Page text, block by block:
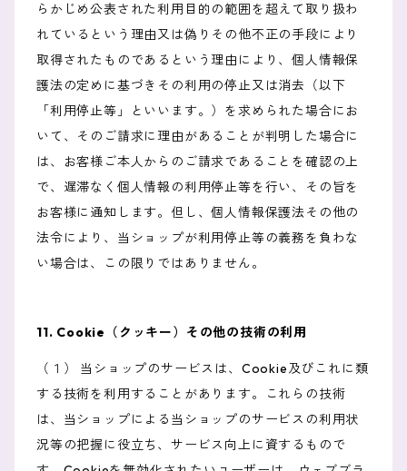
らかじめ公表された利用目的の範囲を超えて取り扱わ
れているという理由又は偽りその他不正の手段により
取得されたものであるという理由により、個人情報保
護法の定めに基づきその利用の停止又は消去（以下
「利用停止等」といいます。）を求められた場合にお
いて、そのご請求に理由があることが判明した場合に
は、お客様ご本人からのご請求であることを確認の上
で、遅滞なく個人情報の利用停止等を行い、その旨を
お客様に通知します。但し、個人情報保護法その他の
法令により、当ショップが利用停止等の義務を負わな
い場合は、この限りではありません。
11. Cookie（クッキー）その他の技術の利用
（１） 当ショップのサービスは、Cookie及びこれに類
する技術を利用することがあります。これらの技術
は、当ショップによる当ショップのサービスの利用状
況等の把握に役立ち、サービス向上に資するもので